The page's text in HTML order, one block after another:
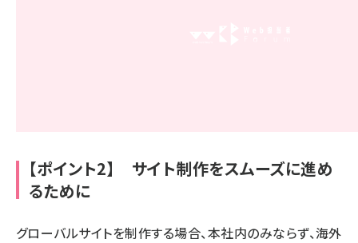
【ポイント2】 サイト制作をスムーズに進め
るために
グローバルサイトを制作する場合、本社内のみならず、海外